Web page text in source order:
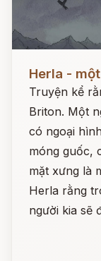
Herla -
Truyện kể
Briton. Một
có ngoại
móng guốc,
mặt xưng là
Herla rằng
người kia sẽ